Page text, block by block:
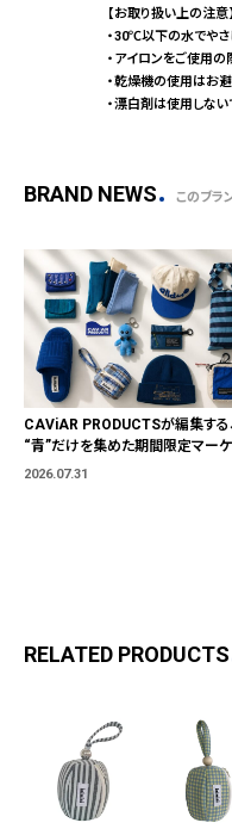
【お取り扱い上の注意】
・30℃以下の水でやさ
・アイロンをご使用の
・乾燥機の使用はお避
・漂白剤は使用しない
BRAND NEWS このブラ
CAViAR PRODUCTSが編集する
“青”だけを集めた期間限定マーケ
「BLUE MARKET」が横浜に。ブラ
2026.07.31
RELATED PRODUCTS